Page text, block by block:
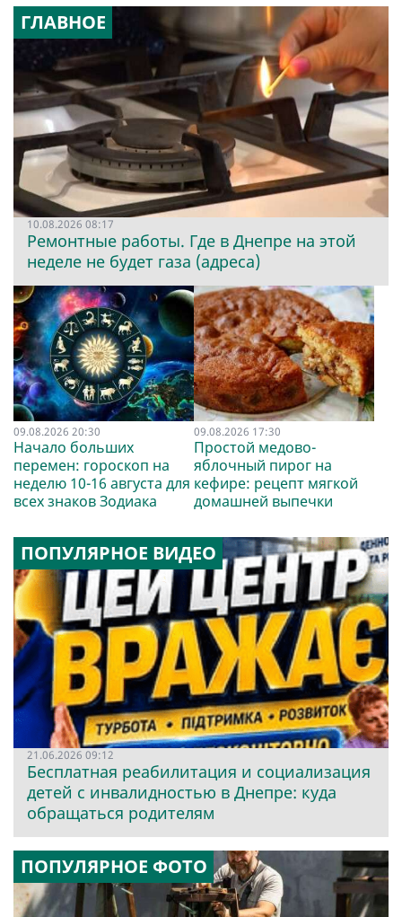
ГЛАВНОЕ
10.08.2026 08:17
Ремонтные работы. Где в Днепре на этой
неделе не будет газа (адреса)
09.08.2026 20:30
Начало больших
перемен: гороскоп на
неделю 10-16 августа для
всех знаков Зодиака
09.08.2026 17:30
Простой медово-
яблочный пирог на
кефире: рецепт мягкой
домашней выпечки
ПОПУЛЯРНОЕ ВИДЕО
21.06.2026 09:12
Бесплатная реабилитация и социализация
детей с инвалидностью в Днепре: куда
обращаться родителям
ПОПУЛЯРНОЕ ФОТО